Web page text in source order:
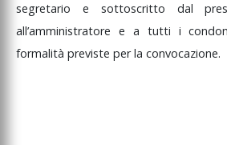
segretario e sottoscritto dal
all’amministratore e a tutti i
formalità previste perla convocazione.